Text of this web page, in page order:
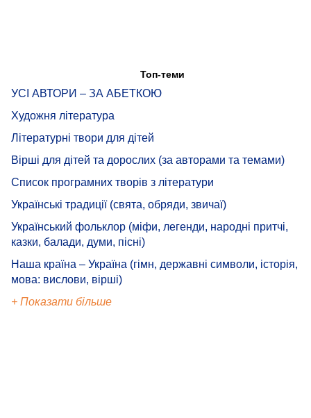
Топ-теми
УСІ АВТОРИ – ЗА АБЕТКОЮ
Художня література
Літературні твори для дітей
Вірші для дітей та дорослих (за авторами та темами)
Список програмних творів з літератури
Українські традиції (свята, обряди, звичаї)
Український фольклор (міфи, легенди, народні притчі,
казки, балади, думи, пісні)
Наша країна – Україна (гімн, державні символи, історія,
мова: вислови, вірші)
+ Показати більше